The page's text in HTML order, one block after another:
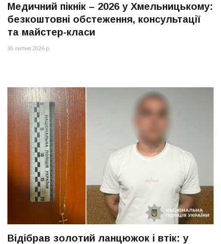
Медичний пікнік – 2026 у Хмельницькому:
безкоштовні обстеження, консультації
та майстер-класи
30 липня 2026 р.
Відібрав золотий ланцюжок і втік: у